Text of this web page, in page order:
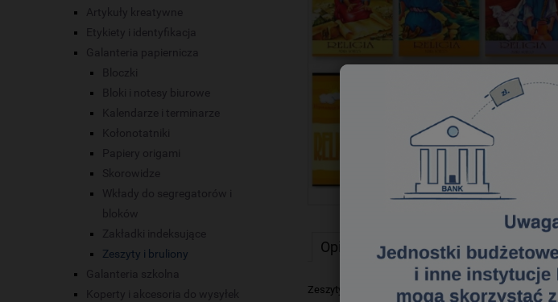
Artykuły kreatywne
Etykiety i identyfikacja
Galanteria papiernicza
Bloczki
Bloki i notesy biurowe
Kalendarze i terminarze
Kołonotatniki
Papiery origami
Skorowidze
Wkłady do segregatorów i
bloków
Zakładki indeksujące
Zeszyty i bruliony
Galanteria szkolna
Koperty i akcesoria do wysyłek
Opis Bezpieczeństwo
Zeszyty Unipap_- okładka kartonowa, laminowana_-